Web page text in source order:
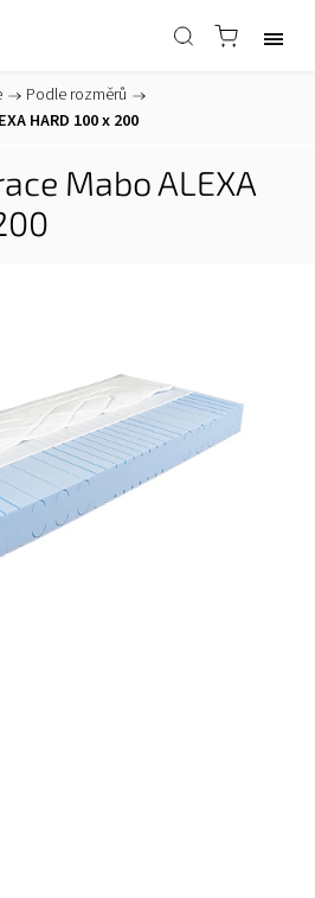
/ Podle rozměrů /
HARD 100 x 200
Mabo ALEXA